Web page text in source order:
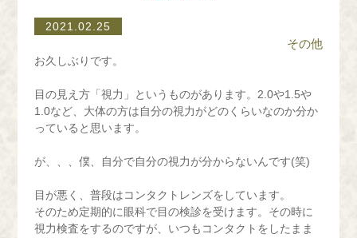
2021.02.25
その他
お久しぶりです。
目の見え方「視力」というものがあります。2.0や1.5や
1.0など、大体の方は自分の視力がどのくらいなのか分か
っていると思います。
が、、、僕、自分で自分の視力が分からないんです(笑)
目が悪く、普段はコンタクトレンズをしています。
そのため定期的に眼科で目の検診を受けます。その時に
視力検査をするのですが、いつもコンタクトをしたまま
診療案内
料金表
WEB予約（来院歴なし）